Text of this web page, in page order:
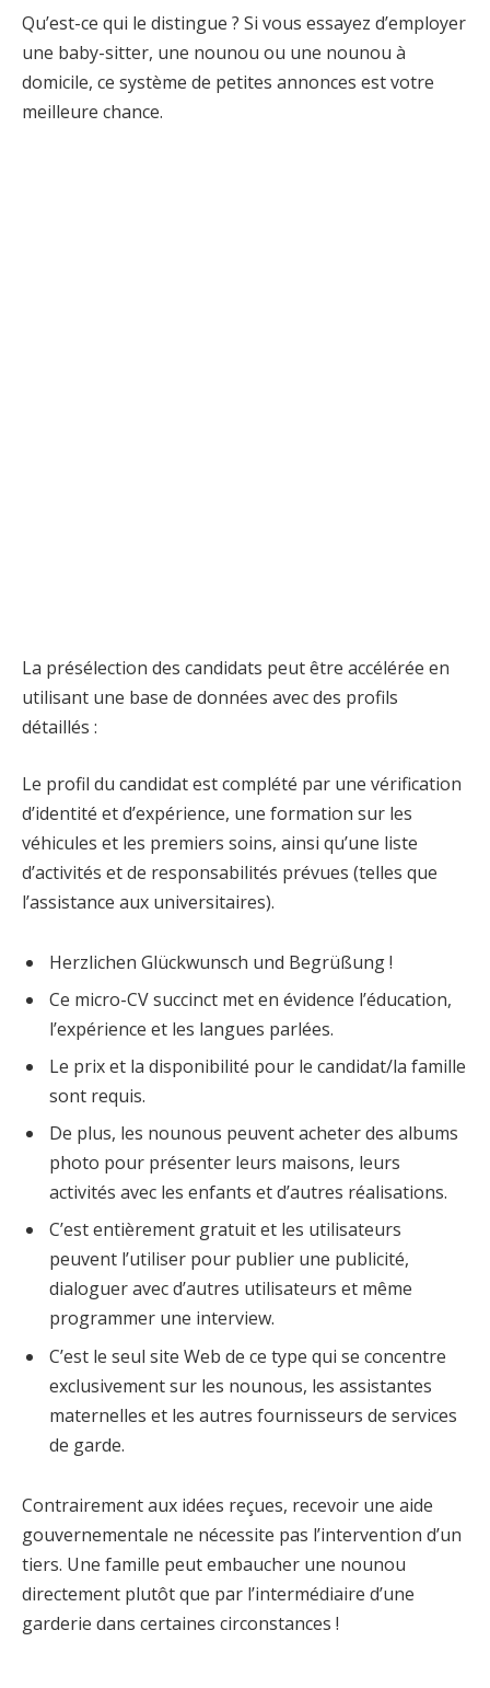
Qu’est-ce qui le distingue ? Si vous essayez d’employer
une baby-sitter, une nounou ou une nounou à
domicile, ce système de petites annonces est votre
meilleure chance.
La présélection des candidats peut être accélérée en
utilisant une base de données avec des profils
détaillés :
Le profil du candidat est complété par une vérification
d’identité et d’expérience, une formation sur les
véhicules et les premiers soins, ainsi qu’une liste
d’activités et de responsabilités prévues (telles que
l’assistance aux universitaires).
Herzlichen Glückwunsch und Begrüßung !
Ce micro-CV succinct met en évidence l’éducation,
l’expérience et les langues parlées.
Le prix et la disponibilité pour le candidat/la famille
sont requis.
De plus, les nounous peuvent acheter des albums
photo pour présenter leurs maisons, leurs
activités avec les enfants et d’autres réalisations.
C’est entièrement gratuit et les utilisateurs
peuvent l’utiliser pour publier une publicité,
dialoguer avec d’autres utilisateurs et même
programmer une interview.
C’est le seul site Web de ce type qui se concentre
exclusivement sur les nounous, les assistantes
maternelles et les autres fournisseurs de services
de garde.
Contrairement aux idées reçues, recevoir une aide
gouvernementale ne nécessite pas l’intervention d’un
tiers. Une famille peut embaucher une nounou
directement plutôt que par l’intermédiaire d’une
garderie dans certaines circonstances !